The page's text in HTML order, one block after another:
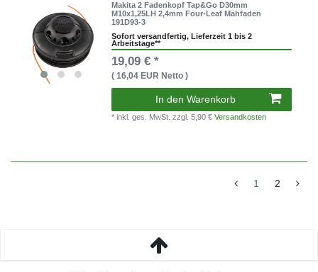
Makita 2 Fadenkopf Tap&Go D30mm
M10x1,25LH 2,4mm Four-Leaf Mähfaden
191D93-3
Sofort versandfertig, Lieferzeit 1 bis 2
Arbeitstage**
19,09 € *
( 16,04 EUR Netto )
In den Warenkorb
* inkl. ges. MwSt.zzgl. 5,90 €Versandkosten
1 2